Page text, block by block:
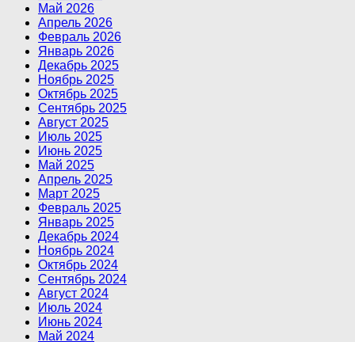
Май 2026
Апрель 2026
Февраль 2026
Январь 2026
Декабрь 2025
Ноябрь 2025
Октябрь 2025
Сентябрь 2025
Август 2025
Июль 2025
Июнь 2025
Май 2025
Апрель 2025
Март 2025
Февраль 2025
Январь 2025
Декабрь 2024
Ноябрь 2024
Октябрь 2024
Сентябрь 2024
Август 2024
Июль 2024
Июнь 2024
Май 2024